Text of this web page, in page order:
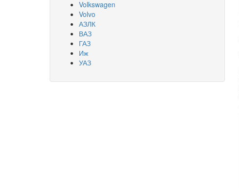
Volkswagen
Volvo
АЗЛК
ВАЗ
ГАЗ
Иж
УАЗ